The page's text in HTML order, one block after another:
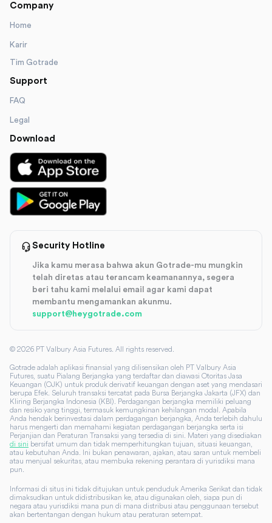
Company
Home
Karir
Tim Gotrade
Support
FAQ
Legal
Download
Security Hotline
Jika kamu merasa bahwa akun Gotrade-mu mungkin
telah diretas atau terancam keamanannya, segera
beri tahu kami melalui email agar kami dapat
membantu mengamankan akunmu.
support@heygotrade.com
© 2026 PT Valbury Asia Futures. All rights reserved.
Gotrade adalah aplikasi finansial yang dilisensikan oleh PT Valbury Asia
Futures, suatu Pialang Berjangka yang terdaftar dan diawasi Otoritas Jasa
Keuangan (OJK) untuk produk derivatif keuangan dengan aset yang mendasari
berupa Efek. Seluruh transaksi tercatat pada Bursa Berjangka Jakarta (JFX) dan
Kliring Berjangka Indonesia (KBI). Perdagangan berjangka memiliki peluang
dan resiko yang tinggi, termasuk kemungkinan kehilangan modal. Apabila
Anda hendak berinvestasi dalam perdagangan berjangka, Anda terlebih dahulu
harus mengerti dan memahami kegiatan perdagangan berjangka serta isi
Perjanjian dan Peraturan Transaksi yang tersedia di sini. Materi yang disediakan
di sini bersifat umum dan tidak memperhitungkan tujuan, situasi keuangan,
atau kebutuhan Anda. Ini bukan penawaran, ajakan, atau saran untuk membeli
atau menjual sekuritas, atau membuka rekening perantara di yurisdiksi mana
pun.
Informasi di situs ini tidak ditujukan untuk penduduk Amerika Serikat dan tidak
dimaksudkan untuk didistribusikan ke, atau digunakan oleh, siapa pun di
negara atau yurisdiksi mana pun di mana distribusi atau penggunaan tersebut
akan bertentangan dengan hukum atau peraturan setempat.